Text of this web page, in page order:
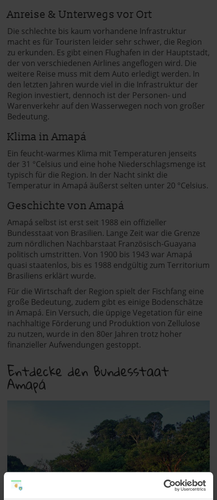
Anreise & Unterwegs vor Ort
Die schlechte bis kaum vorhandene Infrastruktur
macht es für Touristen leider sehr schwer, die Region
zu erkunden. Es gibt einen Flughafen in der Hauptstadt,
der von verschiedenen Airlines angeflogen wird. Die
weitere Reise muss mit dem Auto erledigt werden. In
den letzten Jahren wurde viel in die Infrastruktur der
Region investiert, dennoch ist der Personen- und
Warenverkehr auf den Wasserwegen noch von großer
Bedeutung.
Klima in Amapá
Ein feucht-warmes Klima mit Temperaturen jenseits
der 31 °Celsius und eine hohe Niederschlagsmenge ist
typisch für die Region. In der Nacht sinkt die
Temperatur in Amapá äußerst selten unter 20 °Celsius.
Geschichte von Amapá
Amapá selbst ist erst seit 1988 ein offizieller
Bundesstaat von Brasilien. Lange Zeit war die Grenze
zum nördlichen Nachbarstaat Französisch-Guayana
politisch umstritten. Von 1900 bis 1943 war Amapá
quasi staatenlos, bis es 1988 endgültig zum Territorium
Brasiliens erklärt wurde.
Für die Wirtschaft der Region spielt der Fischfang eine
große Bedeutung, zudem gibt es einige Bodenschätze
in Amapá. Ein Versuch, die üppige Vegetation für eine
nachhaltige Förderung und Produktion von Zellulose
zu nutzen, wurde in den 80er Jahren trotz hoher
finanzieller Aufwendungen gestoppt.
Entdecke den Bundesstaat
Amapá